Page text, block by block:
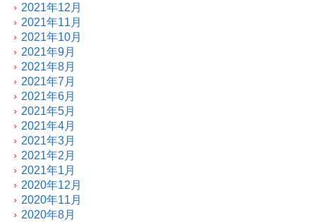
2021年12月
2021年11月
2021年10月
2021年9月
2021年8月
2021年7月
2021年6月
2021年5月
2021年4月
2021年3月
2021年2月
2021年1月
2020年12月
2020年11月
2020年8月